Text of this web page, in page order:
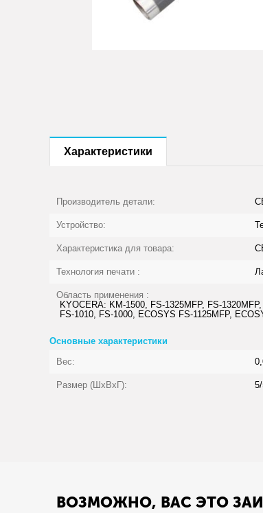
Характеристики
Производитель детали:
Устройство:
Характеристика для товара:
Технология печати :
Область применения :
KYOCERA: KM-1500, FS-1325MFP, FS-
FS-1010, FS-1000, ECOSYS FS-1125MFP,
Основные характеристики
Вес:
Размер (ШхВхГ):
ВОЗМОЖНО, ВАС ЭТО